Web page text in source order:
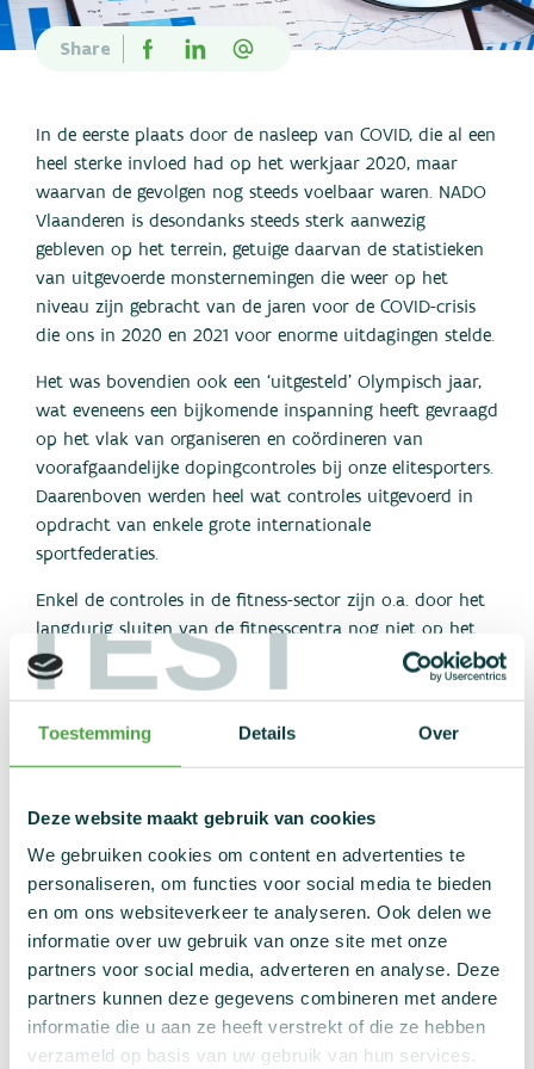
TEST
Toestemming Details Over
Deze website maakt gebruik van cookies
We gebruiken cookies om content en advertenties te
personaliseren, om functies voor social media te bieden
en om ons websiteverkeer te analyseren. Ook delen we
informatie over uw gebruik van onze site met onze
partners voor social media, adverteren en analyse. Deze
partners kunnen deze gegevens combineren met andere
informatie die u aan ze heeft verstrekt of die ze hebben
verzameld op basis van uw gebruik van hun services.
Statistieken
Contact
Share
In de eerste plaats door de nasleep van COVID, die al een
heel sterke invloed had op het werkjaar 2020, maar
waarvan de gevolgen nog steeds voelbaar waren. NADO
Vlaanderen is desondanks steeds sterk aanwezig
gebleven op het terrein, getuige daarvan de statistieken
van uitgevoerde monsternemingen die weer op het
niveau zijn gebracht van de jaren voor de COVID-crisis
die ons in 2020 en 2021 voor enorme uitdagingen stelde.
Het was bovendien ook een ‘uitgesteld’ Olympisch jaar,
wat eveneens een bijkomende inspanning heeft gevraagd
op het vlak van organiseren en coördineren van
voorafgaandelijke dopingcontroles bij onze elitesporters.
Daarenboven werden heel wat controles uitgevoerd in
opdracht van enkele grote internationale
sportfederaties.
Enkel de controles in de fitness-sector zijn o.a. door het
langdurig sluiten van de fitnesscentra nog niet op het
peil van voordien, maar ook daar zal NADO Vlaanderen
de inspanningen opnieuw opdrijven, om ook in dat
te dragen dat doping geen plaats heeft in een gezonde
en faire sportbeleving.
Maar 2021 heeft NADO Vlaanderen ook als organisatie
voor uitdagingen gesteld, binnen een geest van
continuïteit en vernieuwing.
De regelgeving is noodzakelijkerwijze aangepast aan de
hernieuwde Code van het WADA. Hoewel de wijzigingen
vooral continuïteit beoogt met het bestaande kader,
heeft het toch aanzienlijke inspanningen gevraagd om
het kader aan te passen, waarbij het evenwicht en de